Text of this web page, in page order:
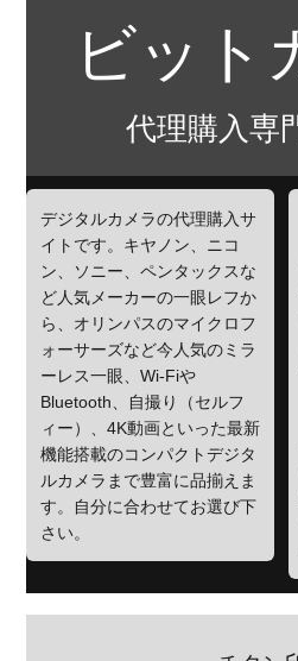
ビット
代理購入専
デジタルカメラの代理購入サ
イトです。キヤノン、ニコ
ン、ソニー、ペンタックスな
ど人気メーカーの一眼レフか
ら、オリンパスのマイクロフ
ォーサーズなど今人気のミラ
ーレス一眼、Wi-Fiや
Bluetooth、自撮り（セルフ
ィー）、4K動画といった最新
機能搭載のコンパクトデジタ
ルカメラまで豊富に品揃えま
す。自分に合わせてお選び下
さい。